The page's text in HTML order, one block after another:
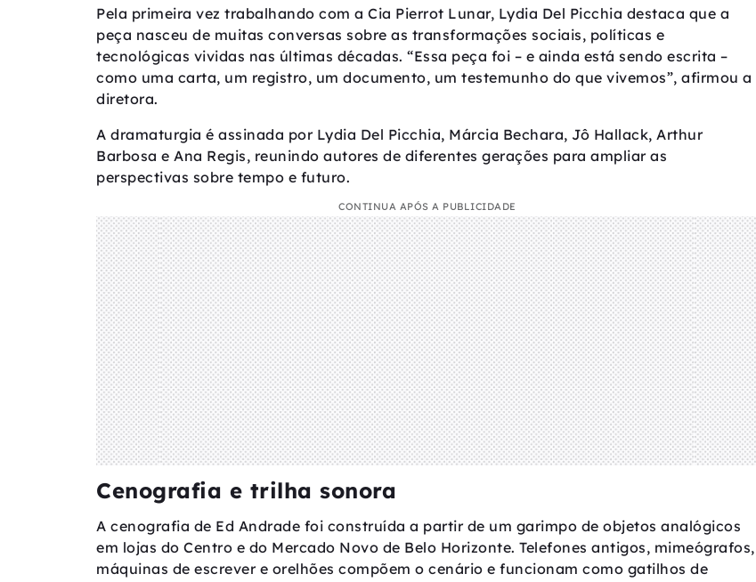
Pela primeira vez trabalhando com a Cia Pierrot Lunar, Lydia Del Picchia destaca que a
peça nasceu de muitas conversas sobre as transformações sociais, políticas e
tecnológicas vividas nas últimas décadas. “Essa peça foi – e ainda está sendo escrita –
como uma carta, um registro, um documento, um testemunho do que vivemos”, afirmou a
diretora.
A dramaturgia é assinada por Lydia Del Picchia, Márcia Bechara, Jô Hallack, Arthur
Barbosa e Ana Regis, reunindo autores de diferentes gerações para ampliar as
perspectivas sobre tempo e futuro.
CONTINUA APÓS A PUBLICIDADE
Cenografia e trilha sonora
A cenografia de Ed Andrade foi construída a partir de um garimpo de objetos analógicos
em lojas do Centro e do Mercado Novo de Belo Horizonte. Telefones antigos, mimeógrafos,
máquinas de escrever e orelhões compõem o cenário e funcionam como gatilhos de